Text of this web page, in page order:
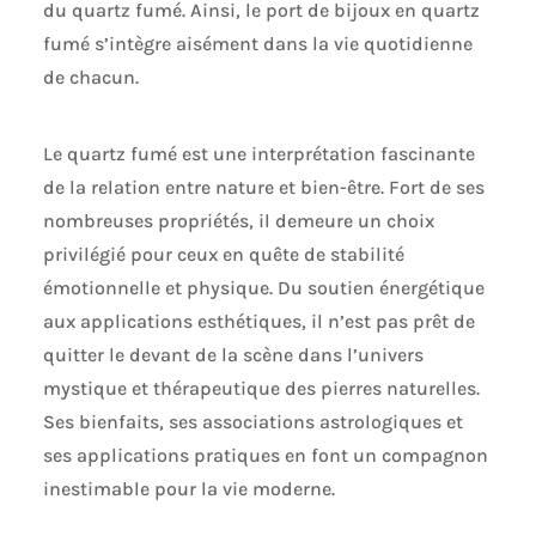
donner une entrée éblouissante. COMME UN
ENSEMBLE DE BIJOUX EN PIERRE GEMME :
Soulignez votre beauté intérieure et faites-la
briller. Montrez votre goût pour la haute joaillerie.
différentes possibilités qu'offrent ces colliers en
argent pour votre look, en les portant
individuellement ou en les combinant les uns
avec les autres. UN CADEAU MERVEILLEUX POUR
TOUTE OCCASION: Ce collier de petite amie unique
est joliment emballé et prêt à offrir. Surprenez une
femme très spéciale. Cet essentiel intemporel est
l'idée cadeau parfaite pour votre femme, votre
fille, votre mère, votre sœur, votre petite amie,
quelqu'un de spécial ce luxueux bijou en argent
pour une entrée élégante de jour comme de nuit.
EXCELLENT SERVICE CLIENT : votre satisfaction
est notre priorité absolue. Nos bijoux pour
femmes de haute qualité sont soumis à des tests
rigoureux avant d'être proposés à la vente.
du quartz fumé. Ainsi, le port de bijoux en quartz
fumé s’intègre aisément dans la vie quotidienne
de chacun.
Le quartz fumé est une interprétation fascinante
de la relation entre nature et bien-être. Fort de ses
nombreuses propriétés, il demeure un choix
privilégié pour ceux en quête de stabilité
émotionnelle et physique. Du soutien énergétique
aux applications esthétiques, il n’est pas prêt de
quitter le devant de la scène dans l’univers
mystique et thérapeutique des pierres naturelles.
Ses bienfaits, ses associations astrologiques et
ses applications pratiques en font un compagnon
inestimable pour la vie moderne.